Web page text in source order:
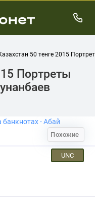
50 тенге 2015
Портреты
Похожие
UNC